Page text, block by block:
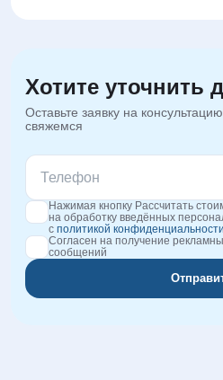
Хотите уточнить
Оставьте заявку на
свяжемся
Нажимая кнопку Рассчитать
на обработку введённых
с политикой конфиденциальности
Согласен на получение
сообщений